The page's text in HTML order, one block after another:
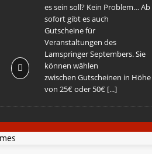
es sein soll? Kein Problem… Ab
sofort gibt es auch
Gutscheine für
Veranstaltungen des
Lamspringer Septembers. Sie
können wählen
zwischen Gutscheinen in Höhe
von 25€ oder 50€ [...]